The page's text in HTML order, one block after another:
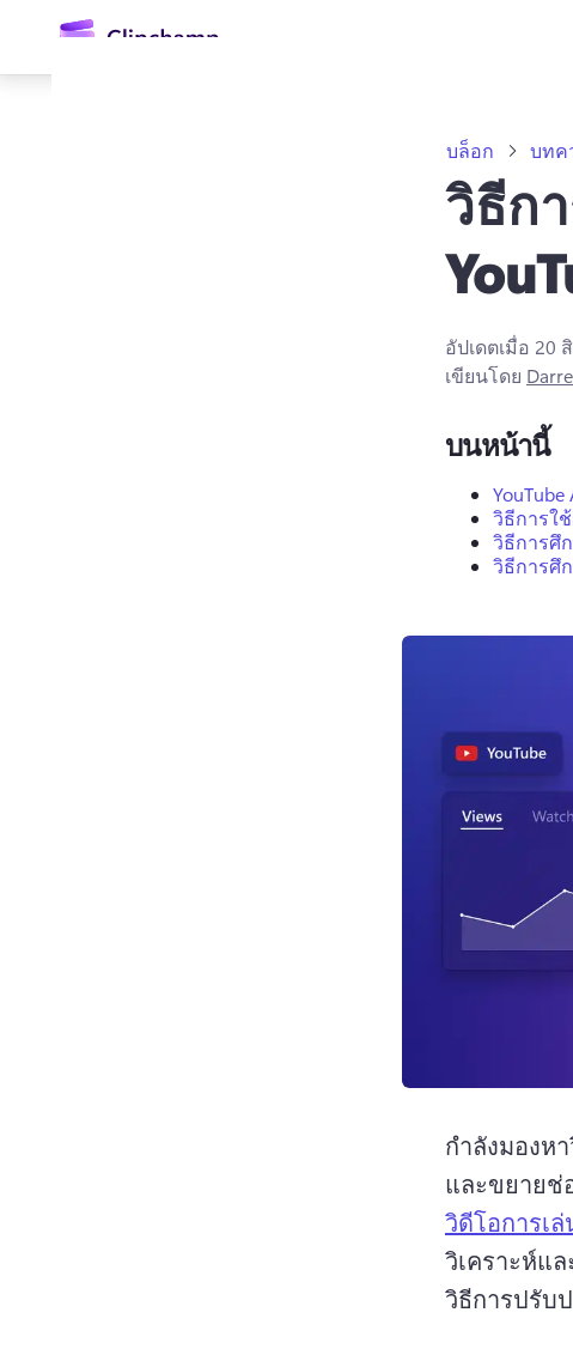
บล็อก บทค
วิธีก
อัปเดตเมื่อ 20
เขียนโดย
บนหน้านี้
วิธีการใ
วิธีการศึ
วิธีการศึ
กำลังมองห
และขยายช่
วิดีโอการเล่
วิเคราะห์แ
วิธีการปรับ